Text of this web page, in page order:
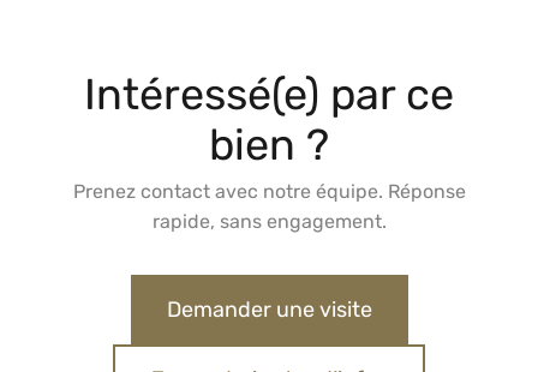
Intéressé(e) par ce
bien ?
Prenez contact avec notre équipe. Réponse
rapide, sans engagement.
Demander une visite